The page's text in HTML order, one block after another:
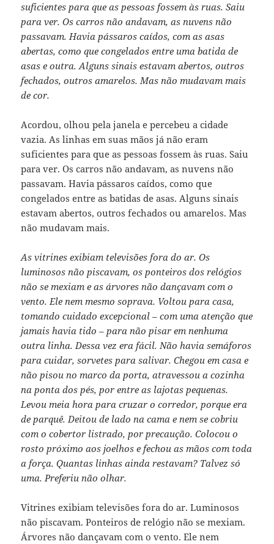
suficientes para que as pessoas fossem às ruas. Saiu
para ver. Os carros não andavam, as nuvens não
passavam. Havia pássaros caídos, com as asas
abertas, como que congelados entre uma batida de
asas e outra. Alguns sinais estavam abertos, outros
fechados, outros amarelos. Mas não mudavam mais
de cor.
Acordou, olhou pela janela e percebeu a cidade
vazia. As linhas em suas mãos já não eram
suficientes para que as pessoas fossem às ruas. Saiu
para ver. Os carros não andavam, as nuvens não
passavam. Havia pássaros caídos, como que
congelados entre as batidas de asas. Alguns sinais
estavam abertos, outros fechados ou amarelos. Mas
não mudavam mais.
As vitrines exibiam televisões fora do ar. Os
luminosos não piscavam, os ponteiros dos relógios
não se mexiam e as árvores não dançavam com o
vento. Ele nem mesmo soprava. Voltou para casa,
tomando cuidado excepcional – com uma atenção que
jamais havia tido – para não pisar em nenhuma
outra linha. Dessa vez era fácil. Não havia semáforos
para cuidar, sorvetes para salivar. Chegou em casa e
não pisou no marco da porta, atravessou a cozinha
na ponta dos pés, por entre as lajotas pequenas.
Levou meia hora para cruzar o corredor, porque era
de parquê. Deitou de lado na cama e nem se cobriu
com o cobertor listrado, por precaução. Colocou o
rosto próximo aos joelhos e fechou as mãos com toda
a força. Quantas linhas ainda restavam? Talvez só
uma. Preferiu não olhar.
Vitrines exibiam televisões fora do ar. Luminosos
não piscavam. Ponteiros de relógio não se mexiam.
Árvores não dançavam com o vento. Ele nem